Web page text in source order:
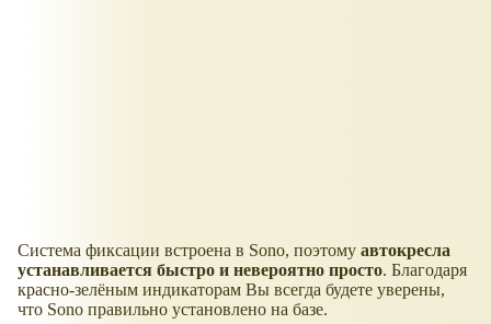
Система фиксации встроена в Sono, поэтому автокресла
устанавливается быстро и невероятно просто. Благодаря
красно-зелёным индикаторам Вы всегда будете уверены,
что Sono правильно установлено на базе.